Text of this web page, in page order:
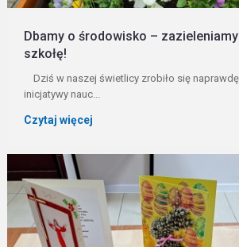
Dbamy o środowisko –
szkołę!
Dziś w naszej świetlicy zrobiło się
inicjatywy nauc...
Czytaj więcej